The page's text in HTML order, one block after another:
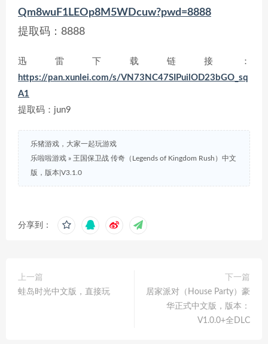
Qm8wuF1LEOp8M5WDcuw?pwd=8888
提取码：8888
迅雷下载链接：
https://pan.xunlei.com/s/VN73NC47SIPuilOD23bGO_sq
A1
提取码：jun9
乐猪游戏，大家一起玩游戏
乐啦啦游戏 » 王国保卫战 传奇（Legends of Kingdom Rush）中文
版，版本|V3.1.0
分享到：
上一篇
蛙岛时光中文版，直接玩
下一篇
居家派对（House Party）豪
华正式中文版，版本：
V1.0.0+全DLC